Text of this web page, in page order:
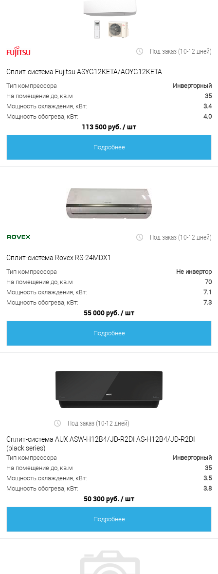
Под заказ (10-12 дней)
Сплит-система Fujitsu ASYG12KETA/AOYG12KETA
Тип компрессора
Инверторный
На помещение до, кв.м
35
Мощность охлаждения, кВт:
3.4
Мощность обогрева, кВт:
4.0
113 500 руб. / шт
Подробнее
Под заказ (10-12 дней)
Сплит-система Rovex RS-24MDX1
Тип компрессора
Не инвертор
На помещение до, кв.м
70
Мощность охлаждения, кВт:
7.1
Мощность обогрева, кВт:
7.3
55 000 руб. / шт
Подробнее
Под заказ (10-12 дней)
Сплит-система AUX ASW-H12B4/JD-R2DI AS-H12B4/JD-R2DI
(black series)
Тип компрессора
Инверторный
На помещение до, кв.м
35
Мощность охлаждения, кВт:
3.5
Мощность обогрева, кВт:
3.8
50 300 руб. / шт
Подробнее